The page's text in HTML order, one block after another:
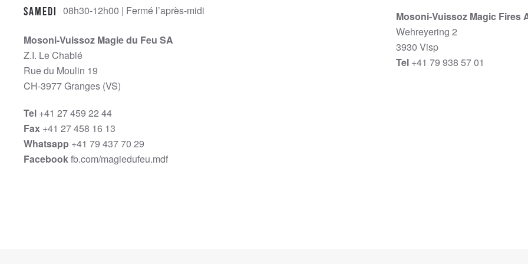
Samedi 08h30-12h00 | Fermé l’après-midi
Mosoni-Vuissoz Magie du Feu SA
Z.I. Le Chablé
Rue du Moulin 19
CH-3977 Granges (VS)
Tel +41 27 459 22 44
Fax +41 27 458 16 13
Whatsapp +41 79 437 70 29
Facebookfb.com/magiedufeu.mdf
Mosoni-Vuissoz Magic Fires
Wehreyering 2
3930 Visp
Tel +41 79 938 57 01